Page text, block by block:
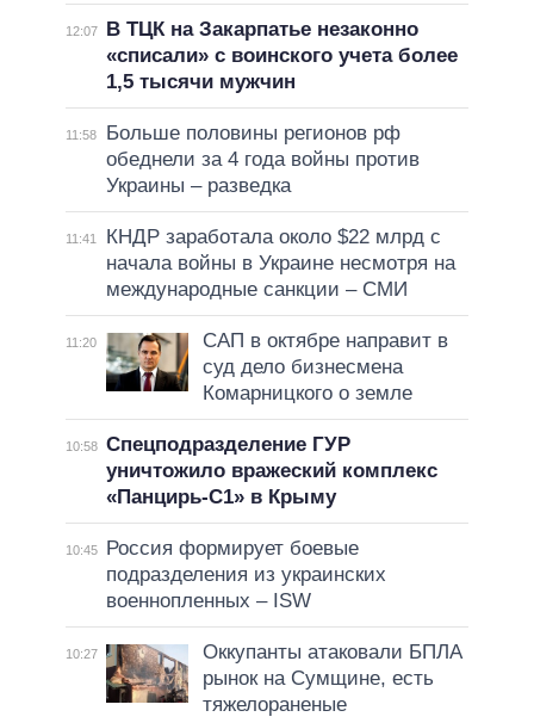
12:07
В ТЦК на Закарпатье незаконно
«списали» с воинского учета более
1,5 тысячи мужчин
11:58
Больше половины регионов рф
обеднели за 4 года войны против
Украины – разведка
11:41
КНДР заработала около $22 млрд с
начала войны в Украине несмотря на
международные санкции – СМИ
11:20
САП в октябре направит в
суд дело бизнесмена
Комарницкого о земле
10:58 Спецподразделение ГУР
уничтожило вражеский комплекс
«Панцирь-С1» в Крыму
10:45
Россия формирует боевые
подразделения из украинских
военнопленных – ISW
10:27
Оккупанты атаковали БПЛА
рынок на Сумщине, есть
тяжелораненые